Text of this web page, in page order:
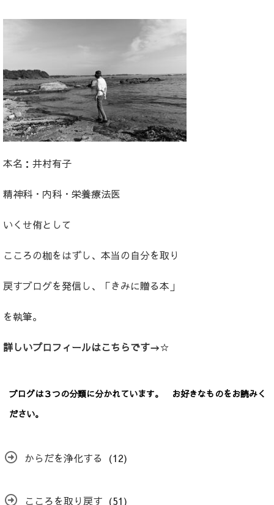
本名：井村有子
精神科・内科・栄養療法医
いくせ侑として
こころの枷をはずし、本当の自分を取り
戻すブログを発信し、「きみに贈る本」
を執筆。
詳しいプロフィールはこちらです→☆
ブログは３つの分類に分かれています。 お好きなものをお読みく
ださい。
からだを浄化する (12)
こころを取り戻す (51)